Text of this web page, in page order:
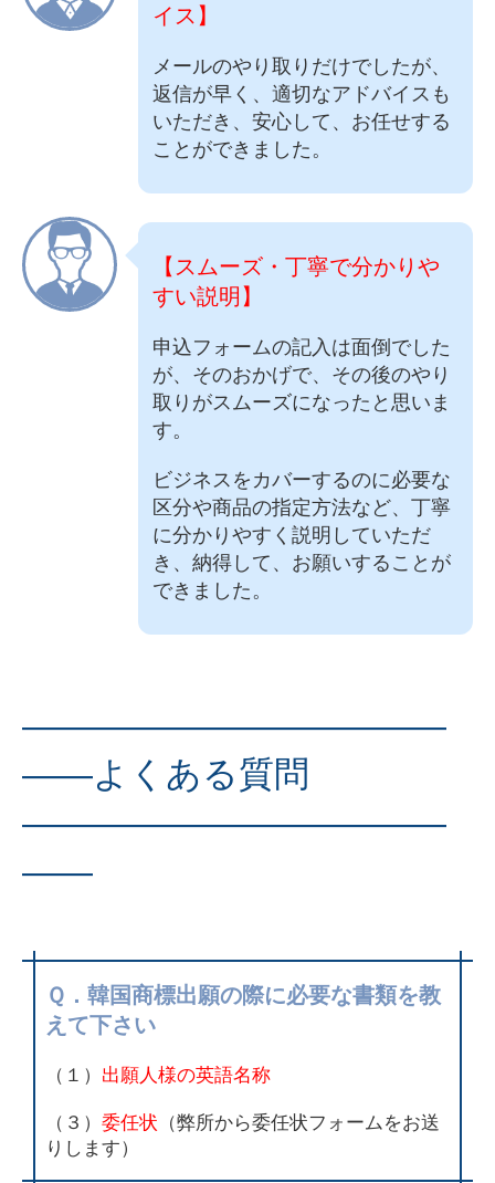
イス】
メールのやり取りだけでしたが、
返信が早く、適切なアドバイスも
いただき、安心して、お任せする
ことができました。
【スムーズ・丁寧で分かりや
すい説明】
申込フォームの記入は面倒でした
が、そのおかげで、その後のやり
取りがスムーズになったと思いま
す。
ビジネスをカバーするのに必要な
区分や商品の指定方法など、丁寧
に分かりやすく説明していただ
き、納得して、お願いすることが
できました。
————————————
——よくある質問
————————————
——
Ｑ．韓国商標出願の際に必要な書類を教
えて下さい
（１） 出願人様の英語名称
（３） 委任状 （弊所から委任状フォームをお送
りします）